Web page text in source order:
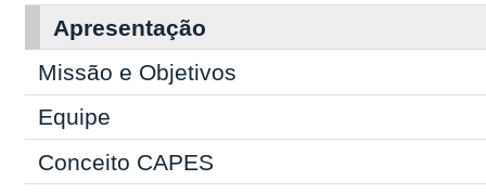
Apresentação
Missão e Objetivos
Equipe
Conceito CAPES